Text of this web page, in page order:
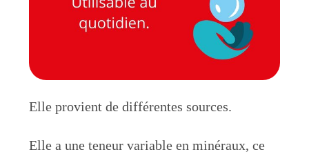
Elle provient de différentes sources.
Elle a une teneur variable en minéraux, ce